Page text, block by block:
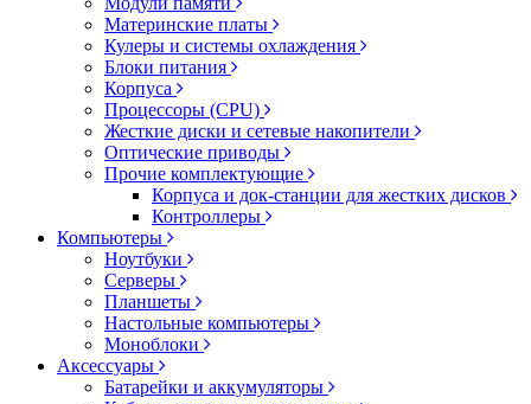
Материнские платы
Кулеры и системы охлаждения
Блоки питания
Корпуса
Процессоры (CPU)
Жесткие диски и сетевые накопители
Оптические приводы
Прочие комплектующие
Корпуса и док-станции для жестких дисков
Контроллеры
Компьютеры
Ноутбуки
Серверы
Планшеты
Настольные компьютеры
Моноблоки
Аксессуары
Батарейки и аккумуляторы